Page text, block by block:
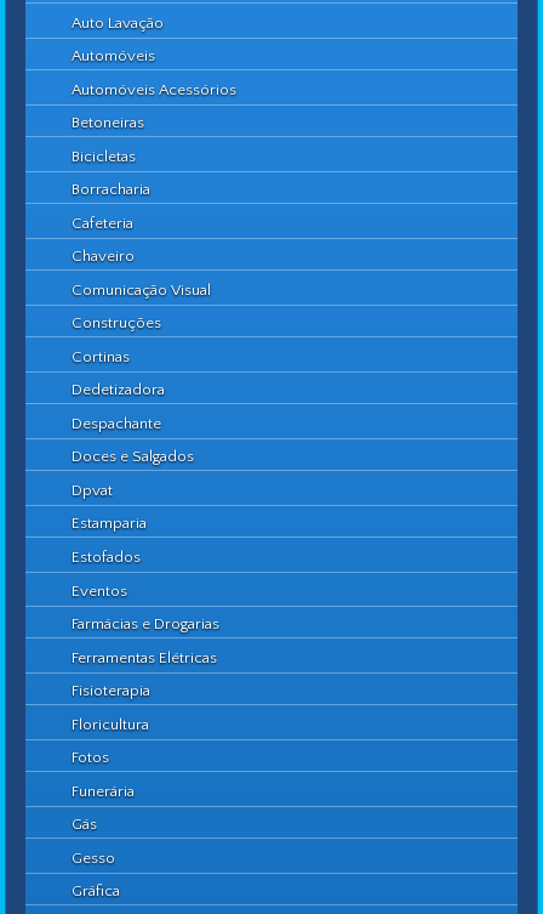
Auto Lavação
Automóveis
Automóveis Acessórios
Betoneiras
Bicicletas
Borracharia
Cafeteria
Chaveiro
Comunicação Visual
Construções
Cortinas
Dedetizadora
Despachante
Doces e Salgados
Dpvat
Estamparia
Estofados
Eventos
Farmácias e Drogarias
Ferramentas Elétricas
Fisioterapia
Floricultura
Fotos
Funerária
Gás
Gesso
Gráfica